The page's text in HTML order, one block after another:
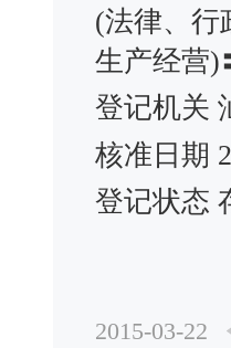
(法律、行
生产经营)
登记机关
核准日期
登记状态
2015-03-22